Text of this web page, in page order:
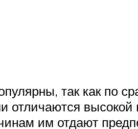
так как по
отличаются
им отдают